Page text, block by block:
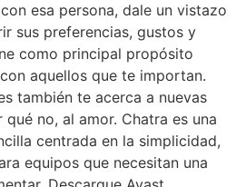
esa persona, dale un vistazo
sus preferencias, gustos y
como principal propósito
aquellos que te importan.
también te acerca a nuevas
no, al amor. Chatra es una
centrada en la simplicidad,
equipos que necesitan una